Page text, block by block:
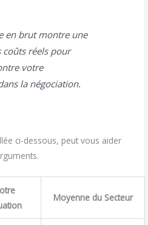
en brut montre une
réels pour
votre
la négociation.
ci-dessous, peut vous aider
Moyenne du Secteur